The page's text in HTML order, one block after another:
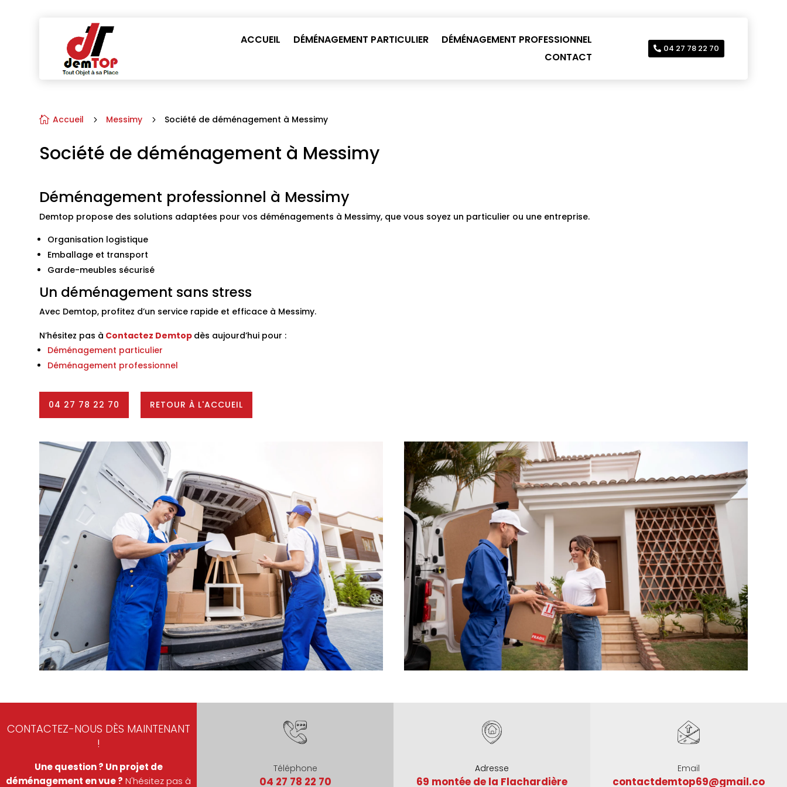
ACCUEIL DÉMÉNAGEMENT PARTICULIER
DÉMÉNAGEMENT PROFESSIONNEL
CONTACT
04 27 78 22 70
 Accueil 5 Messimy 5 Société de déménagement à Messimy
Société de déménagement à Messimy
Déménagement professionnel à Messimy
Demtop propose des solutions adaptées pour vos déménagements à Messimy, que vous soyez un particulier ou une entreprise.
Organisation logistique
Emballage et transport
Garde-meubles sécurisé
Un déménagement sans stress
Avec Demtop, profitez d’un service rapide et efficace à Messimy.
N’hésitez pas à Contactez Demtop dès aujourd’hui pour :
Déménagement particulier
Déménagement professionnel
04 27 78 22 70 RETOUR À L'ACCUEIL
CONTACTEZ-NOUS DÈS MAINTENANT
!
Une question ? Un projet de
déménagement en vue ? N'hésitez pas à
Téléphone
04 27 78 22 70
Adresse
69 montée de la Flachardière
Email
contactdemtop69@gmail.co